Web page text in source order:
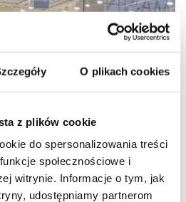
O plikach cookies
z plików cookie
do spersonalizowania treści
społecznościowe i
witrynie. Informacje o tym, jak
udostępniamy partnerom
verona jewellery